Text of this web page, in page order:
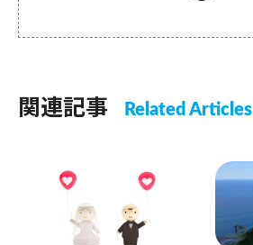
関連記事 Related Articles